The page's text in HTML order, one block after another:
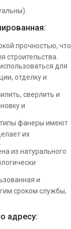
прочностью, что
строительства.
для
отделку и
сверлить и
и
типы фанеры имеют
их
из натурального
и
сроком службы,
адресу: